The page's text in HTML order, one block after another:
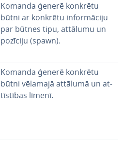
Komanda ģenerē konkrētu
būtni ar konkrētu in­for­mā­ci­ju
par būtnes tipu, attālumu un
pozīciju (spawn).
Komanda ģenerē konkrētu
būtni vēlamajā attālumā un at­
tīs­tī­bas līmenī.